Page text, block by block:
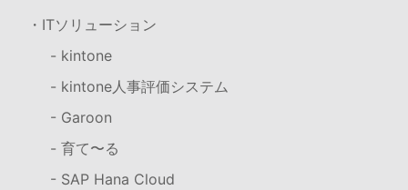
・ITソリューション
- kintone
- kintone人事評価システム
- Garoon
- 育て〜る
- SAP Hana Cloud